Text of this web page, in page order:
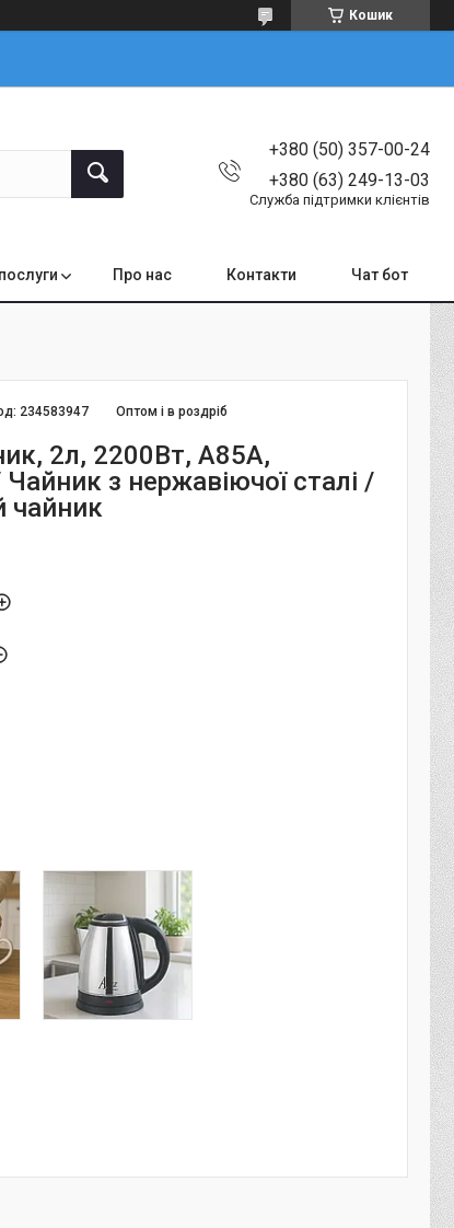
Кошик
+380 (50) 357-00-24
+380 (63) 249-13-03
Служба підтримки клієнтів
Про нас Контакти Чат бот
Оптом і в роздріб
234583947
2л, 2200Вт, A85A,
з нержавіючої сталі /
чайник